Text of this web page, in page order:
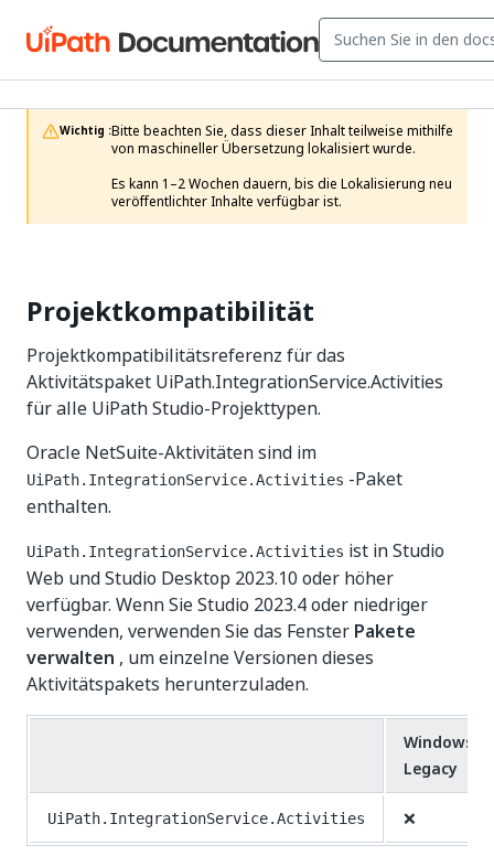
Wichtig :Bitte beachten Sie, dass dieser Inhalt teilweise mithilfe
von maschineller Übersetzung lokalisiert wurde.
Es kann 1–2 Wochen dauern, bis die Lokalisierung neu
veröffentlichter Inhalte verfügbar ist.
Projektkompatibilität
Projektkompatibilitätsreferenz für das
Aktivitätspaket UiPath.IntegrationService.Activities
für alle UiPath Studio-Projekttypen.
Oracle NetSuite-Aktivitäten sind im
UiPath.IntegrationService.Activities -Paket
enthalten.
UiPath.IntegrationService.Activities ist in Studio
Web und Studio Desktop 2023.10 oder höher
verfügbar. Wenn Sie Studio 2023.4 oder niedriger
verwenden, verwenden Sie das Fenster Pakete
verwalten , um einzelne Versionen dieses
Aktivitätspakets herunterzuladen.
Windows –
Legacy
UiPath.IntegrationService.Activities ❌